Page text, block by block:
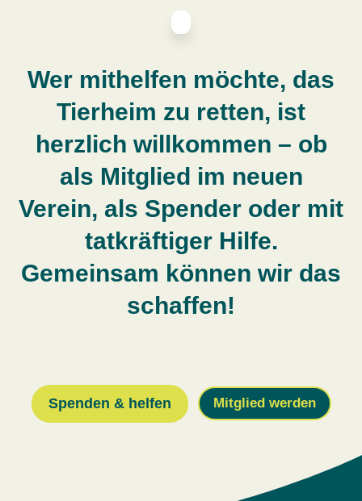
Wer mithelfen möchte, das
Tierheim zu retten, ist
herzlich willkommen – ob
als Mitglied im neuen
Verein, als Spender oder mit
tatkräftiger Hilfe.
Gemeinsam können wir das
schaffen!
Spenden & helfen Mitglied werden